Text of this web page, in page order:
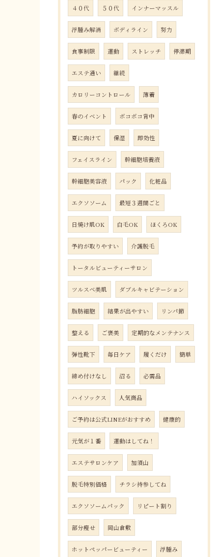
４０代 ５０代 インナーマッスル
浮腫み解消 ボディライン 努力
食事制限 運動 ストレッチ 停滞期
エステ通い 継続
カロリーコントロール 薄着
春のイベント ボコボコ背中
夏に向けて 保湿 即効性
フェイスライン 幹細胞培養液
幹細胞美容液 パック 化粧品
エクソソーム 最短３週間ごと
日焼け肌OK 白毛OK ほくろOK
予約が取りやすい 介護脱毛
トータルビューティーサロン
ツルスベ美肌 ダブルキャビテーション
脂肪細胞 結果が出やすい リンパ節
整える ご褒美 定期的なメンテナンス
弾性靴下 毎日ケア 履くだけ 簡単
締め付けなし 沼る 必需品
ハイソックス 人気商品
ご予約は公式LINEがおすすめ 健康的
元気が１番 運動はしてね！
エステサロンケア 加須山
脱毛特別価格 チラシ持参してね
エクソソームパック リピート割り
部分瘦せ 岡山倉敷
ホットペッパービューティー 浮腫み